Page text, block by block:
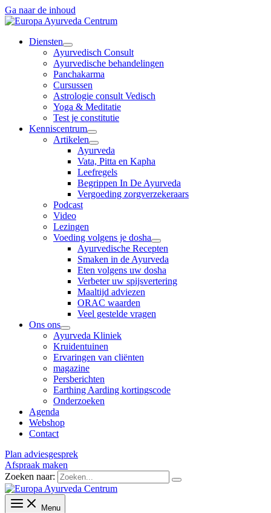
Ga naar de inhoud
Diensten
Ayurvedisch Consult
Ayurvedische behandelingen
Panchakarma
Cursussen
Astrologie consult Vedisch
Yoga & Meditatie
Test je constitutie
Kenniscentrum
Artikelen
Ayurveda
Vata, Pitta en Kapha
Leefregels
Begrippen In De Ayurveda
Vergoeding zorgverzekeraars
Podcast
Video
Lezingen
Voeding volgens je dosha
Ayurvedische Recepten
Smaken in de Ayurveda
Eten volgens uw dosha
Verbeter uw spijsvertering
Maaltijd adviezen
ORAC waarden
Veel gestelde vragen
Ons ons
Ayurveda Kliniek
Kruidentuinen
Ervaringen van cliënten
magazine
Persberichten
Earthing Aarding kortingscode
Onderzoeken
Agenda
Webshop
Contact
Plan adviesgesprek
Afspraak maken
Zoeken naar:
Menu